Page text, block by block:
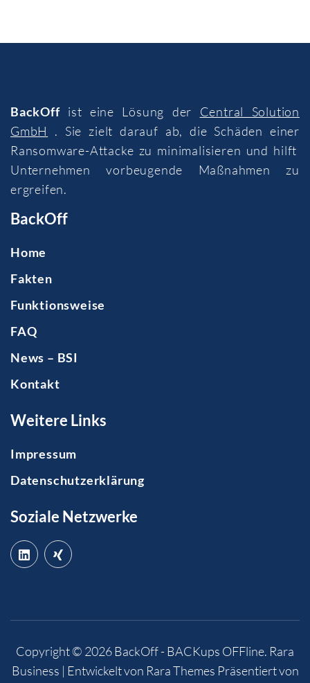
BackOffist eine Lösung der Central Solution
GmbH
. Sie zielt darauf ab, die Schäden einer
Ransomware-Attacke zu minimalisieren und hilft
Unternehmen vorbeugende Maßnahmen zu
ergreifen.
BackOff
Home
Fakten
Funktionsweise
FAQ
News – BSI
Kontakt
Weitere Links
Impressum
Datenschutzerklärung
Soziale Netzwerke
Copyright © 2026BackOff - BACKups OFFline. Rara
Business | Entwickelt von Rara Themes Präsentiert von